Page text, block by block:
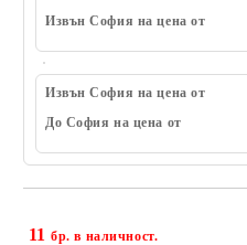
Извън София на цена от
Извън София на цена от
До София на цена от
11 бр. в наличност.